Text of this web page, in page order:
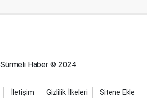
Sürmeli Haber © 2024
İletişim Gizlilik İlkeleri Sitene Ekle